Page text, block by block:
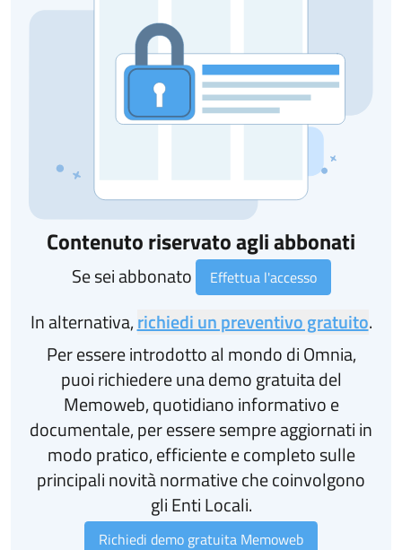
Contenuto riservato agli abbonati
Se sei abbonato Effettua l'accesso
In alternativa,richiedi un preventivo gratuito.
Per essere introdotto al mondo di Omnia,
puoi richiedere una demo gratuita del
Memoweb, quotidiano informativo e
documentale, per essere sempre aggiornati in
modo pratico, efficiente e completo sulle
principali novità normative che coinvolgono
gli Enti Locali.
Richiedi demo gratuita Memoweb